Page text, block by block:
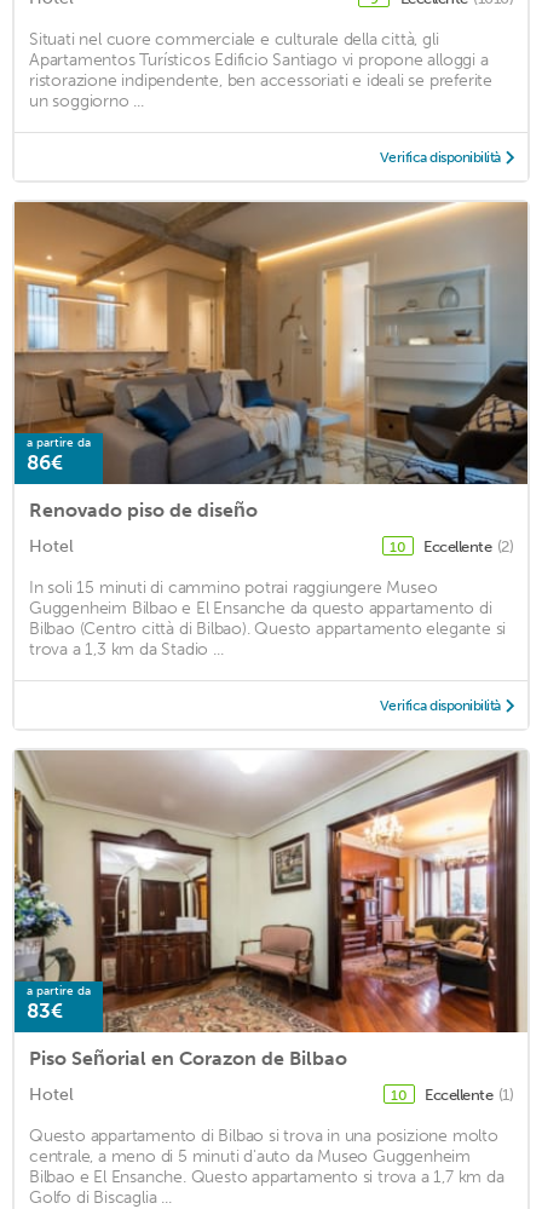
Situati nel cuore commerciale e culturale della città, gli
Apartamentos Turísticos Edificio Santiago vi propone alloggi a
ristorazione indipendente, ben accessoriati e ideali se preferite
un soggiorno ...
Verifica disponibilità
a partire da
86€
Renovado piso de diseño
Hotel 10 Eccellente (2)
In soli 15 minuti di cammino potrai raggiungere Museo
Guggenheim Bilbao e El Ensanche da questo appartamento di
Bilbao (Centro città di Bilbao). Questo appartamento elegante si
trova a 1,3 km da Stadio ...
Verifica disponibilità
a partire da
83€
Piso Señorial en Corazon de Bilbao
Hotel 10 Eccellente (1)
Questo appartamento di Bilbao si trova in una posizione molto
centrale, a meno di 5 minuti d'auto da Museo Guggenheim
Bilbao e El Ensanche. Questo appartamento si trova a 1,7 km da
Golfo di Biscaglia ...